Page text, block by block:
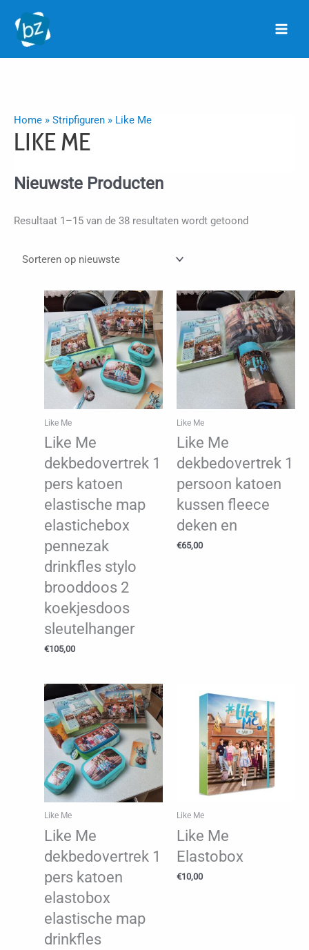
naar
Home » Stripfiguren » Like Me
LIKE ME
Nieuwste Producten
Resultaat 1–15 van de 38 resultaten wordt getoondGesorteerd
Like Me
Like Me
dekbedovertrek 1
pers katoen
elastische map
elastichebox
pennezak
drinkfles stylo
brooddoos 2
koekjesdoos
sleutelhanger
€105,00
Like Me
Like Me
dekbedovertrek 1
persoon katoen
kussen fleece
deken en
€65,00
Like Me
Like Me
dekbedovertrek 1
pers katoen
elastobox
elastische map
drinkfles
Like Me
Like Me
Elastobox
€10,00